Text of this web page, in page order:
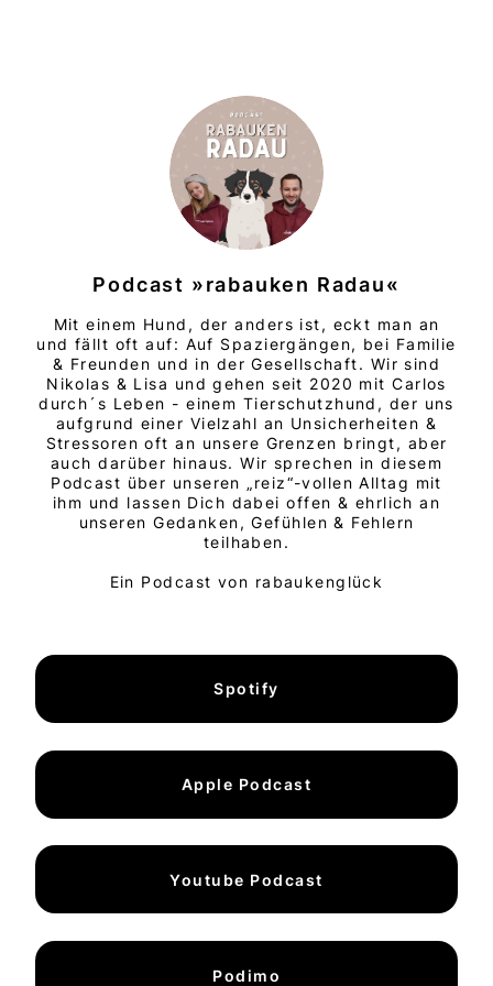
Podcast »rabauken Radau«
Mit einem Hund, der anders ist, eckt man an
und fällt oft auf: Auf Spaziergängen, bei Familie
& Freunden und in der Gesellschaft. Wir sind
Nikolas & Lisa und gehen seit 2020 mit Carlos
durch´s Leben - einem Tierschutzhund, der uns
aufgrund einer Vielzahl an Unsicherheiten &
Stressoren oft an unsere Grenzen bringt, aber
auch darüber hinaus. Wir sprechen in diesem
Podcast über unseren „reiz“-vollen Alltag mit
ihm und lassen Dich dabei offen & ehrlich an
unseren Gedanken, Gefühlen & Fehlern
teilhaben.
Ein Podcast von rabaukenglück
Spotify
Apple Podcast
Youtube Podcast
Podimo